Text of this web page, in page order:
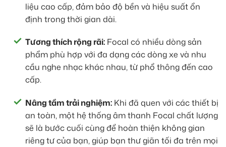
liệu cao cấp, đảm bảo độ bền và hiệu suất ổn
định trong thời gian dài.
Tương thích rộng rãi: Focal có nhiều dòng sản
phẩm phù hợp với đa dạng các dòng xe và nhu
cầu nghe nhạc khác nhau, từ phổ thông đến cao
cấp.
Nâng tầm trải nghiệm: Khi đã quen với các thiết bị
an toàn, một hệ thống âm thanh Focal chất lượng
sẽ là bước cuối cùng để hoàn thiện không gian
riêng tư của bạn, giúp bạn thư giãn tối đa trên mọi